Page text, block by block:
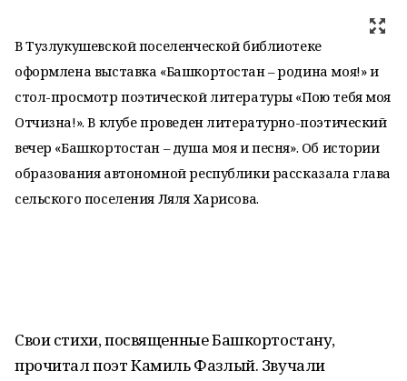
В Тузлукушевской поселенческой библиотеке
оформлена выставка «Башкортостан – родина моя!» и
стол-просмотр поэтической литературы «Пою тебя моя
Отчизна!». В клубе проведен литературно-поэтический
вечер «Башкортостан – душа моя и песня». Об истории
образования автономной республики рассказала глава
сельского поселения Ляля Харисова.
Свои стихи, посвященные Башкортостану,
прочитал поэт Камиль Фазлый. Звучали